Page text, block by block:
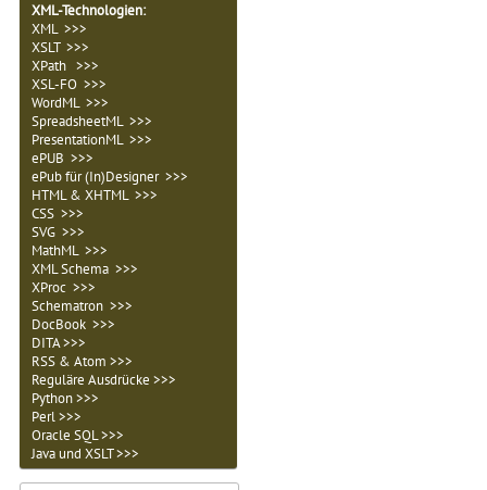
XML-Technologien:
XML >>>
XSLT >>>
XPath >>>
XSL-FO >>>
WordML >>>
SpreadsheetML >>>
PresentationML >>>
ePUB >>>
ePub für (In)Designer >>>
HTML & XHTML >>>
CSS >>>
SVG >>>
MathML >>>
XML Schema >>>
XProc >>>
Schematron >>>
DocBook >>>
DITA >>>
RSS & Atom >>>
Reguläre Ausdrücke >>>
Python >>>
Perl >>>
Oracle SQL >>>
Java und XSLT >>>